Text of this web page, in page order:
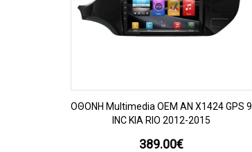
ΠΡΟΒΟΛΗ
OΘΟΝΗ Multimedia OEM AN X1424 GPS 9
INC KIA RIO 2012-2015
389.00€